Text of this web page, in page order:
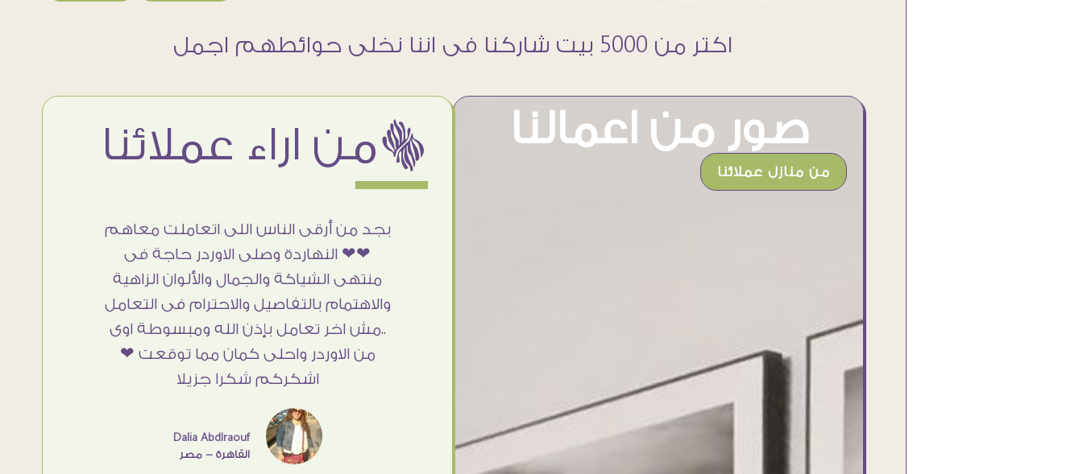
اكتر من 5000 بيت شاركنا فى اننا نخلى حوائطهم اجمل
صور من اعمالنا
من منازل عملائنا
ëمن اراء عملائنا
وإرضاء العميل والخامات والتقفيل وسرعة
التوصيل. بصراحه وبمنتهي الأمانه مكسب
Doaa Elsayd
القاهرة - مصر
بجد من أرقى الناس اللى اتعاملت معاهم
❤❤ النهاردة وصلى الاوردر حاجة فى
منتهى الشياكة والجمال والألوان الزاهية
والاهتمام بالتفاصيل والاحترام فى التعامل
..مش اخر تعامل بإذن الله ومبسوطة اوى
من الاوردر واحلى كمان مما توقعت ❤
اشكركم شكرا جزيلا
Dalia Abdlraouf
القاهرة - مصر